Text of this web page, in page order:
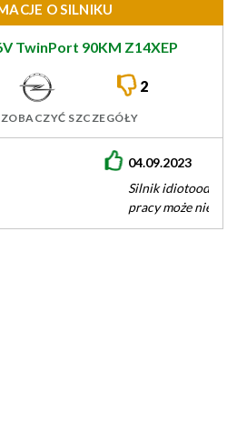
O SILNIKU
TwinPort 90KM Z14XEP
2
SZCZEGÓŁY
bierze ani grama oleju, kulturą
samo dynamiką, ale na miasto w…